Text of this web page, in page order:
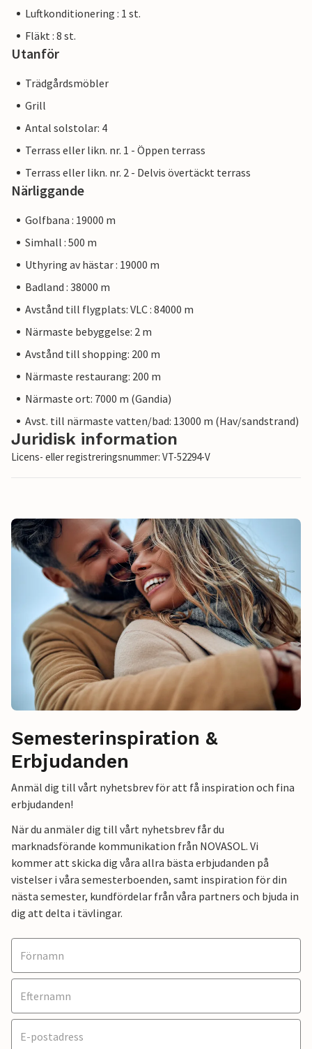
Luftkonditionering : 1 st.
Fläkt : 8 st.
Utanför
Trädgårdsmöbler
Grill
Antal solstolar: 4
Terrass eller likn. nr. 1 - Öppen terrass
Terrass eller likn. nr. 2 - Delvis övertäckt terrass
Närliggande
Golfbana : 19000 m
Simhall : 500 m
Uthyring av hästar : 19000 m
Badland : 38000 m
Avstånd till flygplats: VLC : 84000 m
Närmaste bebyggelse: 2 m
Avstånd till shopping: 200 m
Närmaste restaurang: 200 m
Närmaste ort: 7000 m (Gandia)
Avst. till närmaste vatten/bad: 13000 m (Hav/sandstrand)
Juridisk information
Licens- eller registreringsnummer: VT-52294-V
Semesterinspiration &
Erbjudanden
Anmäl dig till vårt nyhetsbrev för att få inspiration och fina
erbjudanden!
När du anmäler dig till vårt nyhetsbrev får du
marknadsförande kommunikation från NOVASOL. Vi
kommer att skicka dig våra allra bästa erbjudanden på
vistelser i våra semesterboenden, samt inspiration för din
nästa semester, kundfördelar från våra partners och bjuda in
dig att delta i tävlingar.